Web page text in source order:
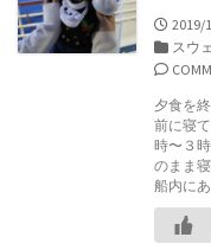
公
開
日
2019/
カ
テ
リ
ー
スウ
夕食を
前に寝
時〜３
のまま
船内に